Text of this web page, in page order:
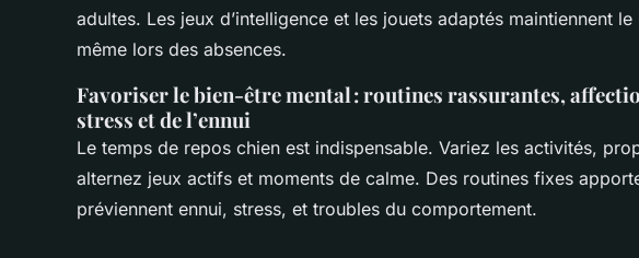
adultes. Les jeux d’intelligence et les jouets adaptés maintiennent
même lors des absences.
Favoriser le bien-être mental : routines rassurantes,
stress et de l’ennui
Le temps de repos chien est indispensable. Variez les activités,
alternez jeux actifs et moments de calme. Des routines fixes
préviennent ennui, stress, et troubles du comportement.